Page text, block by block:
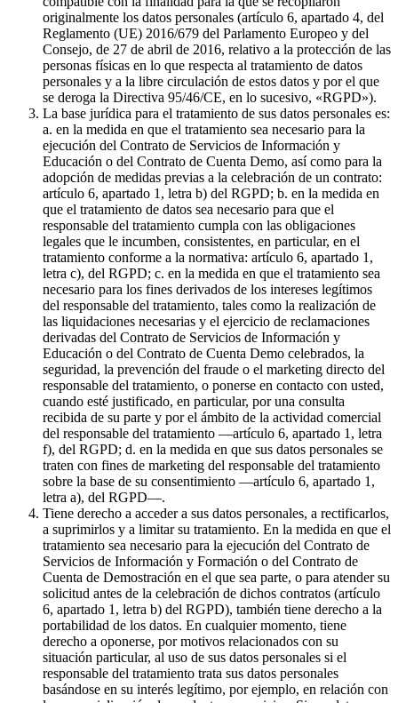
originalmente los datos personales (artículo 6, apartado 4, del
Reglamento (UE) 2016/679 del Parlamento Europeo y del
Consejo, de 27 de abril de 2016, relativo a la protección de las
personas físicas en lo que respecta al tratamiento de datos
personales y a la libre circulación de estos datos y por el que
se deroga la Directiva 95/46/CE, en lo sucesivo, «RGPD»).
La base jurídica para el tratamiento de sus datos personales es:
a. en la medida en que el tratamiento sea necesario para la
ejecución del Contrato de Servicios de Información y
Educación o del Contrato de Cuenta Demo, así como para la
adopción de medidas previas a la celebración de un contrato:
artículo 6, apartado 1, letra b) del RGPD; b. en la medida en
que el tratamiento de datos sea necesario para que el
responsable del tratamiento cumpla con las obligaciones
legales que le incumben, consistentes, en particular, en el
tratamiento conforme a la normativa: artículo 6, apartado 1,
letra c), del RGPD; c. en la medida en que el tratamiento sea
necesario para los fines derivados de los intereses legítimos
del responsable del tratamiento, tales como la realización de
las liquidaciones necesarias y el ejercicio de reclamaciones
derivadas del Contrato de Servicios de Información y
Educación o del Contrato de Cuenta Demo celebrados, la
seguridad, la prevención del fraude o el marketing directo del
responsable del tratamiento, o ponerse en contacto con usted,
cuando esté justificado, en particular, por una consulta
recibida de su parte y por el ámbito de la actividad comercial
del responsable del tratamiento —artículo 6, apartado 1, letra
f), del RGPD; d. en la medida en que sus datos personales se
traten con fines de marketing del responsable del tratamiento
sobre la base de su consentimiento —artículo 6, apartado 1,
letra a), del RGPD—.
Tiene derecho a acceder a sus datos personales, a rectificarlos,
a suprimirlos y a limitar su tratamiento. En la medida en que el
tratamiento sea necesario para la ejecución del Contrato de
Servicios de Información y Formación o del Contrato de
Cuenta de Demostración en el que sea parte, o para atender su
solicitud antes de la celebración de dichos contratos (artículo
6, apartado 1, letra b) del RGPD), también tiene derecho a la
portabilidad de los datos. En cualquier momento, tiene
derecho a oponerse, por motivos relacionados con su
situación particular, al uso de sus datos personales si el
responsable del tratamiento trata sus datos personales
basándose en su interés legítimo, por ejemplo, en relación con